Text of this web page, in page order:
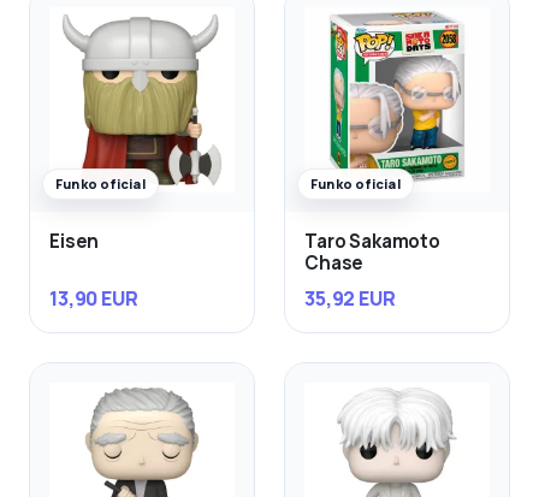
Funko oficial
Eisen
13,90 EUR
Funko oficial
Taro Sakamoto
Chase
35,92 EUR